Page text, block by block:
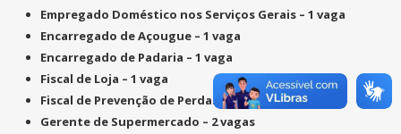
Empregado Doméstico nos Serviços Gerais – 1 vaga
Encarregado de Açougue – 1 vaga
Encarregado de Padaria – 1 vaga
Fiscal de Loja – 1 vaga
Fiscal de Prevenção de Perdas –4 vagas
Gerente de Supermercado – 2 vagas